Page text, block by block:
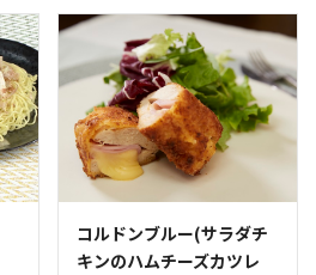
コルドンブルー(サラダチ
キンのハムチーズカツレ